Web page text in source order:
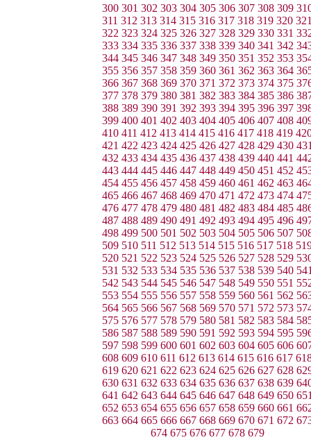
300 301 302 303 304 305 306 307 308 309
311 312 313 314 315 316 317 318 319 320
322 323 324 325 326 327 328 329 330 331
333 334 335 336 337 338 339 340 341 342
344 345 346 347 348 349 350 351 352 353
355 356 357 358 359 360 361 362 363 364
366 367 368 369 370 371 372 373 374 375
377 378 379 380 381 382 383 384 385 386
388 389 390 391 392 393 394 395 396 397
399 400 401 402 403 404 405 406 407 408
410 411 412 413 414 415 416 417 418 419
421 422 423 424 425 426 427 428 429 430
432 433 434 435 436 437 438 439 440 441
443 444 445 446 447 448 449 450 451 452
454 455 456 457 458 459 460 461 462 463
465 466 467 468 469 470 471 472 473 474
476 477 478 479 480 481 482 483 484 485
487 488 489 490 491 492 493 494 495 496
498 499 500 501 502 503 504 505 506 507
509 510 511 512 513 514 515 516 517 518
520 521 522 523 524 525 526 527 528 529
531 532 533 534 535 536 537 538 539 540
542 543 544 545 546 547 548 549 550 551
553 554 555 556 557 558 559 560 561 562
564 565 566 567 568 569 570 571 572 573
575 576 577 578 579 580 581 582 583 584
586 587 588 589 590 591 592 593 594 595
597 598 599 600 601 602 603 604 605 606
608 609 610 611 612 613 614 615 616 617
619 620 621 622 623 624 625 626 627 628
630 631 632 633 634 635 636 637 638 639
641 642 643 644 645 646 647 648 649 650
652 653 654 655 656 657 658 659 660 661
663 664 665 666 667 668 669 670 671 672
674 675 676 677 678 679